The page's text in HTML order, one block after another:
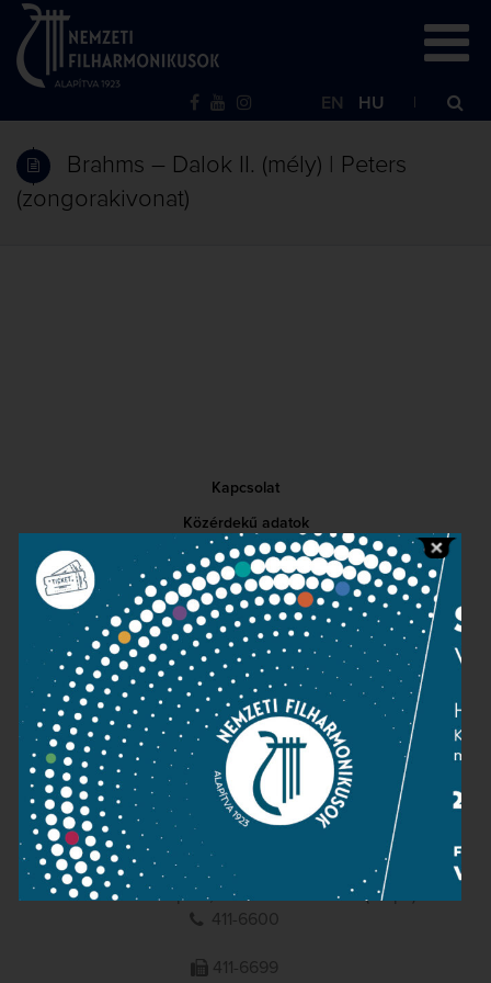
EN HU
Brahms – Dalok II. (mély) | Peters
(zongorakivonat)
Kapcsolat
Közérdekű adatok
Sajtószoba
Adatvédelem
Impresszum
NEMZETI
FILHARMONIKUSOK
1095 Budapest, Komor Marcell u. 1. (Müpa)
411-6600
411-6699